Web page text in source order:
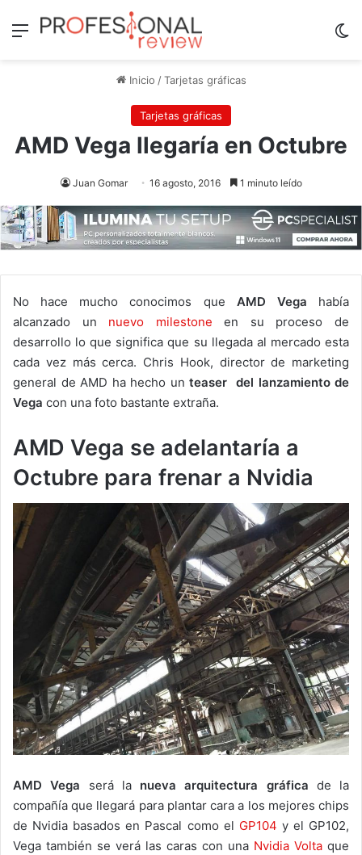
Menú
Inicio / Tarjetas gráficas
Tarjetas gráficas
AMD Vega llegaría en Octubre
Juan Gomar 16 agosto, 2016 1 minuto leído
No hace mucho conocimos que AMD Vega había
alcanzado un nuevo milestone en su proceso de
desarrollo lo que significa que su llegada al mercado esta
cada vez más cerca. Chris Hook, director de marketing
general de AMD ha hecho un teaser del lanzamiento de
Vega con una foto bastante extraña.
AMD Vega se adelantaría a
Octubre para frenar a Nvidia
AMD Vega será la nueva arquitectura gráfica de la
compañía que llegará para plantar cara a los mejores chips
de Nvidia basados en Pascal como el GP104 y el GP102,
Vega también se verá las caras con una Nvidia Volta que